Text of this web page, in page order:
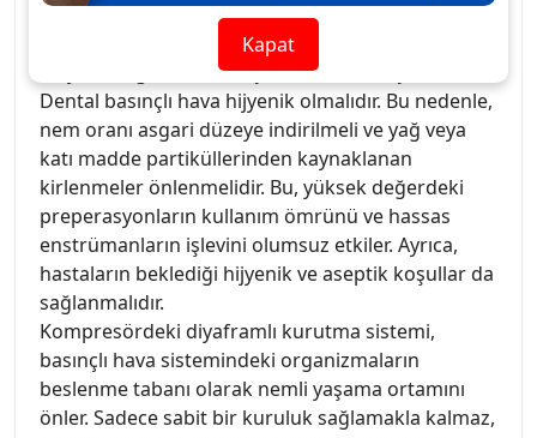
Kalite, güven yaratır – Muayenehanenin kalbi için
En yüksek gereklilikler için dental basınçlı hava
Dental basınçlı hava hijyenik olmalıdır. Bu nedenle,
nem oranı asgari düzeye indirilmeli ve yağ veya
katı madde partiküllerinden kaynaklanan
kirlenmeler önlenmelidir. Bu, yüksek değerdeki
preperasyonların kullanım ömrünü ve hassas
enstrümanların işlevini olumsuz etkiler. Ayrıca,
hastaların beklediği hijyenik ve aseptik koşullar da
sağlanmalıdır.
Kompresördeki diyaframlı kurutma sistemi,
basınçlı hava sistemindeki organizmaların
beslenme tabanı olarak nemli yaşama ortamını
önler. Sadece sabit bir kuruluk sağlamakla kalmaz,
Kapat